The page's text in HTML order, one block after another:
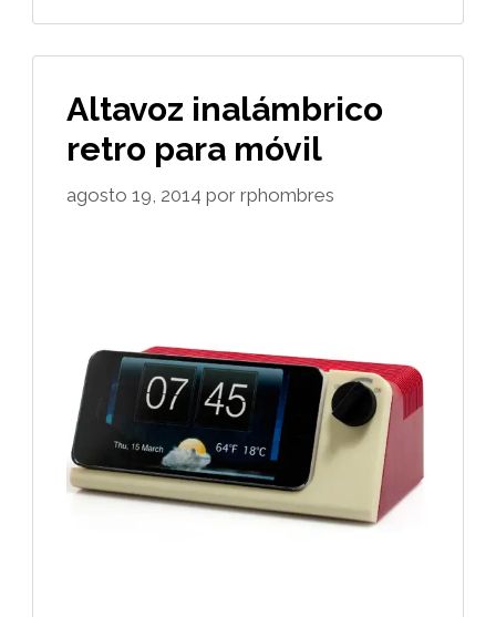
Altavoz inalámbrico
retro para móvil
agosto 19, 2014 por rphombres